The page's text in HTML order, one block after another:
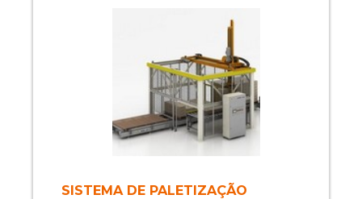
automáticos ou manuais. Além disso,
SISTEMA DE PALETIZAÇÃO